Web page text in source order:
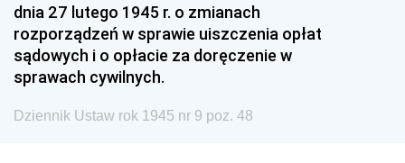
dnia 27 lutego 1945 r. o zmianach
rozporządzeń w sprawie uiszczenia opłat
sądowych i o opłacie za doręczenie w
sprawach cywilnych.
Dziennik Ustaw rok 1945 nr 9 poz. 48